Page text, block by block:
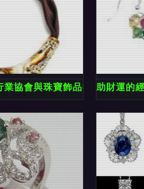
業協會與珠寶飾品行業的創新發
助財運的